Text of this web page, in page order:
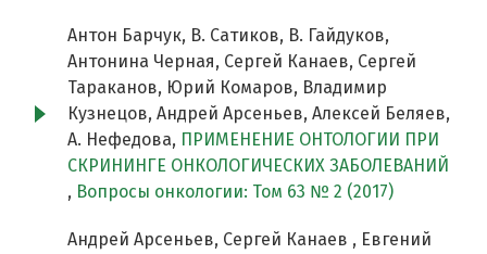
Антон Барчук, В. Сатиков, В. Гайдуков,
Антонина Черная, Сергей Канаев, Сергей
Тараканов, Юрий Комаров, Владимир
Кузнецов, Андрей Арсеньев, Алексей Беляев,
А. Нефедова, ПРИМЕНЕНИЕ ОНТОЛОГИИ ПРИ
СКРИНИНГЕ ОНКОЛОГИЧЕСКИХ ЗАБОЛЕВАНИЙ
, Вопросы онкологии: Том 63 № 2 (2017)
Андрей Арсеньев, Сергей Канаев , Евгений